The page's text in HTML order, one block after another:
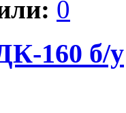
0
160 б/у